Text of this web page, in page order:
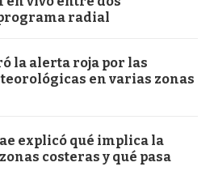
radial
la alerta roja por las
en varias zonas
explicó qué implica la
costeras y qué pasa